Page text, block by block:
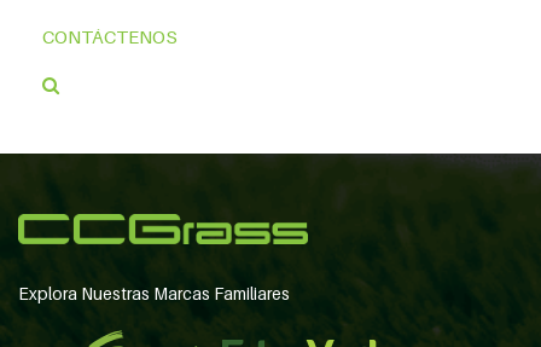
CONTÁCTENOS
Explora Nuestras Marcas Familiares